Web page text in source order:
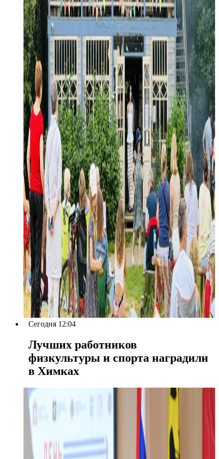
Сегодня 12:04
Лучших работников
физкультуры и спорта наградили
в Химках